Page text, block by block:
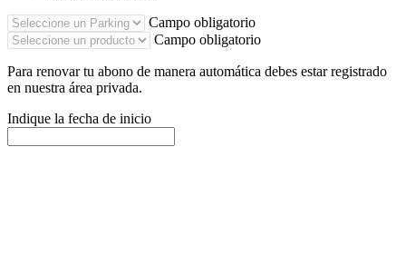
Campo obligatorio
Campo obligatorio
Para renovar tu abono de manera automática debes estar registrado
en nuestra área privada.
Indique la fecha de inicio